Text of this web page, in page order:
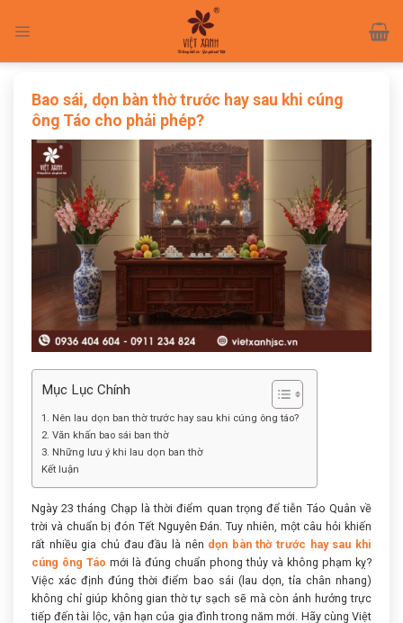
Bao sái, dọn bàn thờ trước hay sau khi cúng
ông Táo cho phải phép?
Mục Lục Chính
1. Nên lau dọn ban thờ trước hay sau khi cúng ông táo?
2. Văn khấn bao sái ban thờ
3. Những lưu ý khi lau dọn ban thờ
Kết luận
Ngày 23 tháng Chạp là thời điểm quan trọng để tiễn Táo Quân về
trời và chuẩn bị đón Tết Nguyên Đán. Tuy nhiên, một câu hỏi khiến
rất nhiều gia chủ đau đầu là nên dọn bàn thờ trước hay sau khi
cúng ông Táo mới là đúng chuẩn phong thủy và không phạm kỵ?
Việc xác định đúng thời điểm bao sái (lau dọn, tỉa chân nhang)
không chỉ giúp không gian thờ tự sạch sẽ mà còn ảnh hưởng trực
tiếp đến tài lộc, vận hạn của gia đình trong năm mới. Hãy cùng Việt